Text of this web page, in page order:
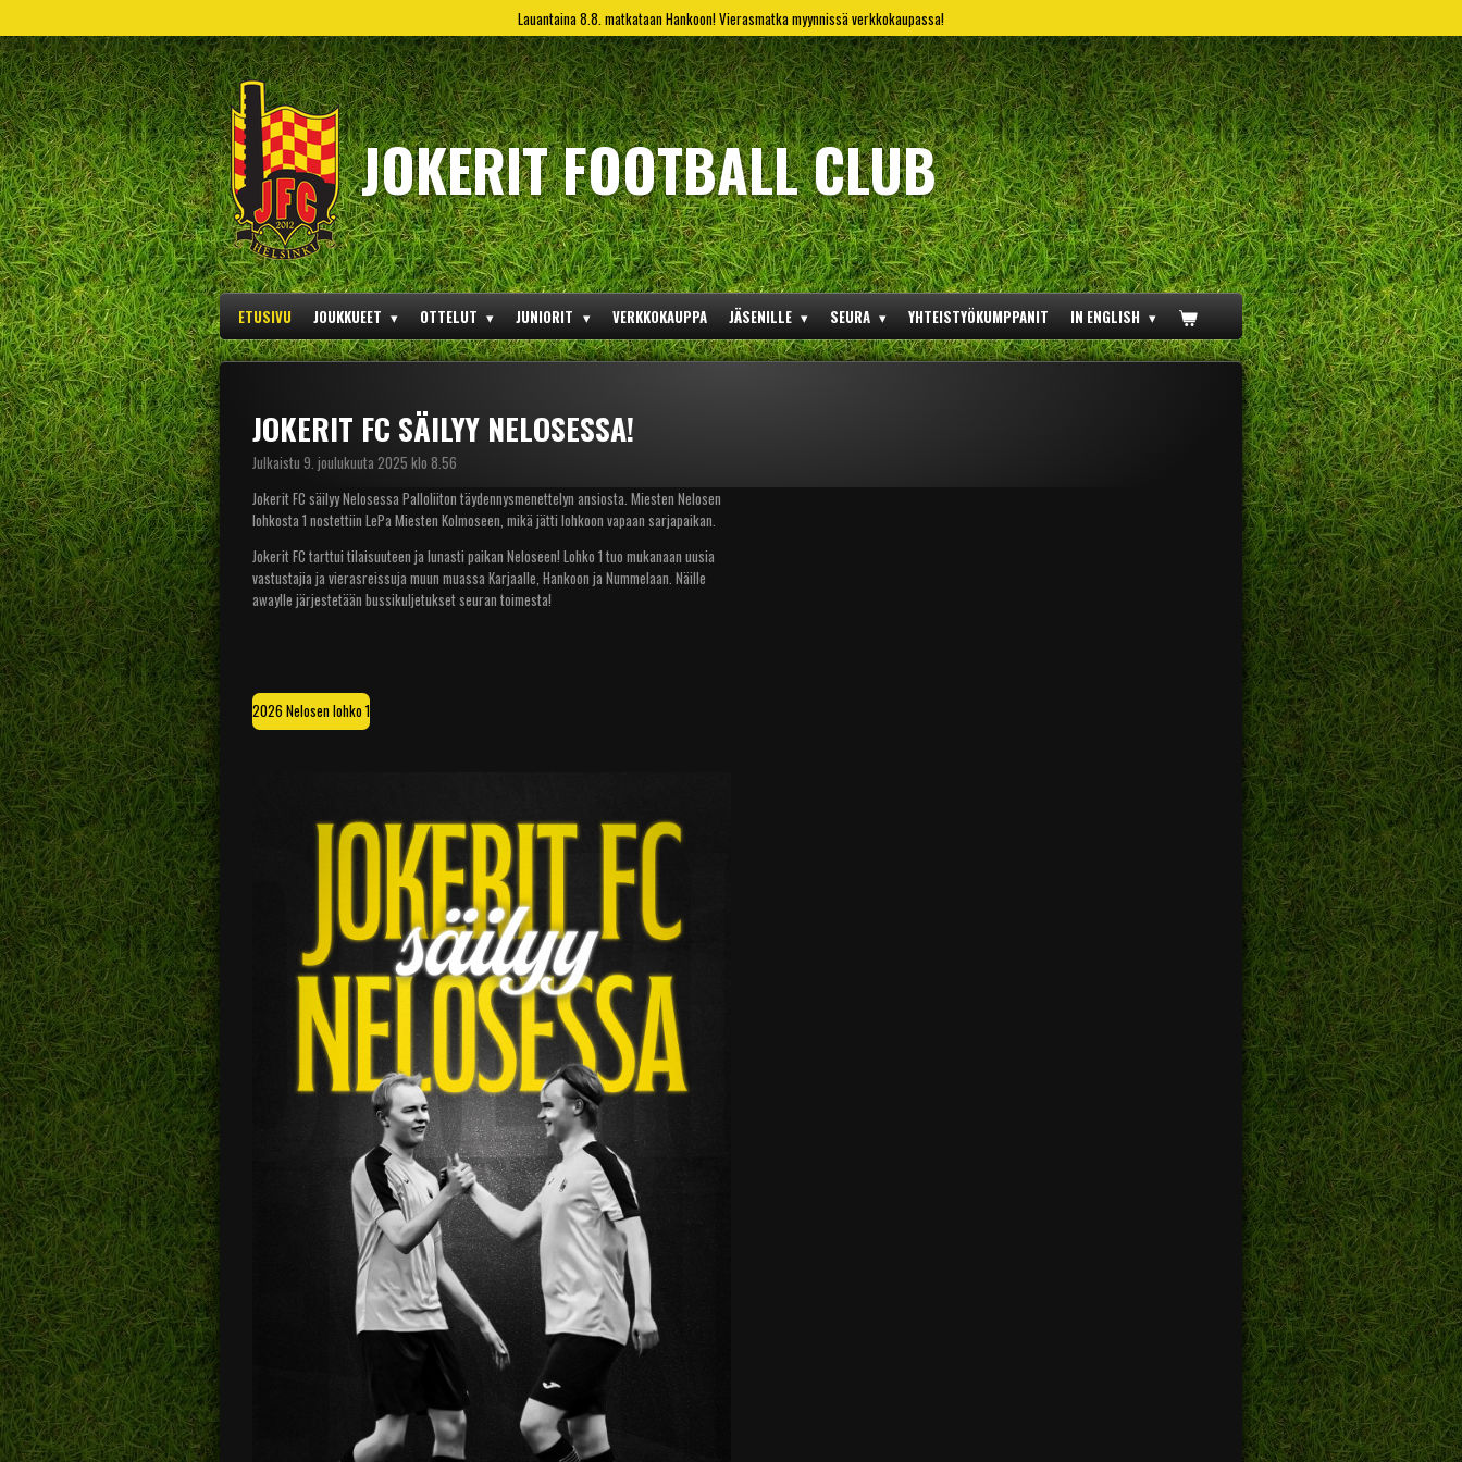
pääsisältöön
Lauantaina 8.8. matkataan Hankoon! Vierasmatka myynnissä verkkokaupassa!
JOKERIT FOOTBALL CLUB
ETUSIVU JOUKKUEET OTTELUT JUNIORIT VERKKOKAUPPA JÄSENILLE SEURA YHTEISTYÖKUMPPANIT IN ENGLISH
JOKERIT FC SÄILYY NELOSESSA!
Julkaistu 9. joulukuuta 2025 klo 8.56
Jokerit FC säilyy Nelosessa Palloliiton täydennysmenettelyn ansiosta. Miesten Nelosen
lohkosta 1 nostettiin LePa Miesten Kolmoseen, mikä jätti lohkoon vapaan sarjapaikan.
Jokerit FC tarttui tilaisuuteen ja lunasti paikan Neloseen! Lohko 1 tuo mukanaan uusia
vastustajia ja vierasreissuja muun muassa Karjaalle, Hankoon ja Nummelaan. Näille
awaylle järjestetään bussikuljetukset seuran toimesta!
2026 Nelosen lohko 1